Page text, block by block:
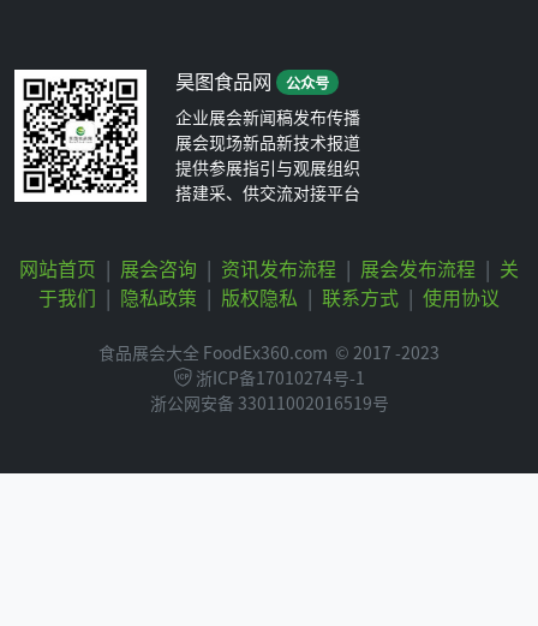
昊图食品网 公众号
企业展会新闻稿发布传播
展会现场新品新技术报道
提供参展指引与观展组织
搭建采、供交流对接平台
网站首页 | 展会咨询 | 资讯发布流程 | 展会发布流程 | 关
于我们 | 隐私政策 | 版权隐私 | 联系方式 | 使用协议
食品展会大全 FoodEx360.com © 2017 -2023
浙ICP备17010274号-1
浙公网安备 33011002016519号